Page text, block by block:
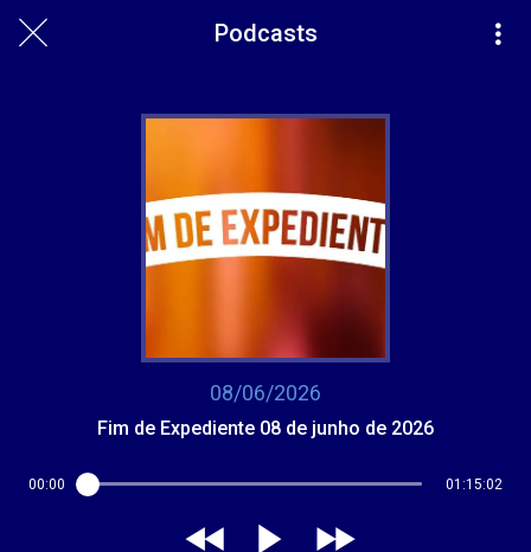
Podcasts
08/06/2026
Fim de Expediente 08 de junho de 2026
00:00 01:15:02